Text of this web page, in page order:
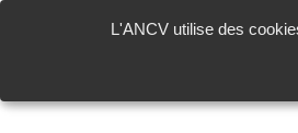
L'ANCV utilise des